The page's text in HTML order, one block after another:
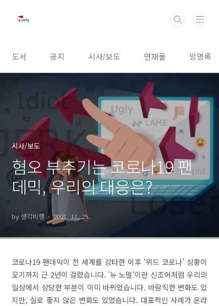
도서 공지 시사/보도 연재물 방명록
시사/보도
혐오 부추기는 코로나19 팬
데믹, 우리의 대응은?
by 생각비행 2021. 11. 25.
코로나19 팬데믹이 전 세계를 강타한 이후 '위드 코로나' 상황이
오기까지 근 2년이 걸렸습니다. '뉴 노멀'이란 신조어처럼 우리의
일상에서 상당한 부분이 이미 바뀌었습니다. 바람직한 변화도 있
지만, 실로 좋지 않은 변화도 있었습니다. 대표적인 사례가 온라